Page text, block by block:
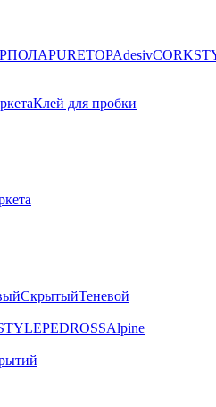
PURETOPAdesiv
Клей для пробки
СкрытыйТеневой
PEDROSSAlpine